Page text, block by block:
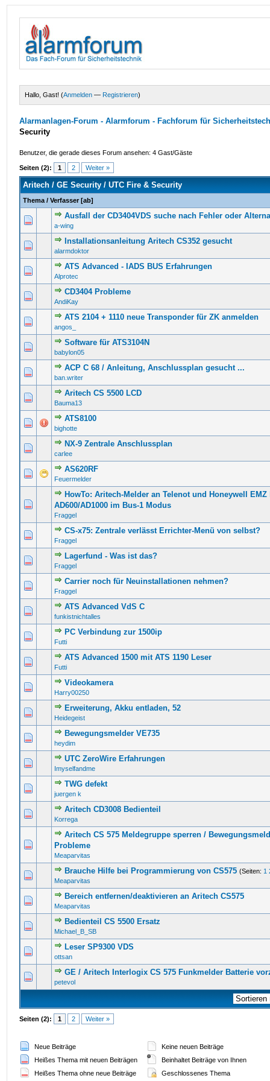
Hallo, Gast! (Anmelden — Registrieren)
Alarmanlagen-Forum - Alarmforum - Fachforum für
Security
Benutzer, die gerade dieses Forum ansehen: 4 Gast/Gäste
Seiten (2): 1 2 Weiter »
Aritech / GE Security / UTC Fire & Security
Thema /Verfasser [ab]
Ausfall der CD3404VDS suche nach Fehler oder
a-wing
0 Bewertung(en) - 0 von 5 durchschnittlich
12345
Installationsanleitung Aritech CS352 gesucht
alarmdoktor
0 Bewertung(en) - 0 von 5 durchschnittlich
12345
ATS Advanced - IADS BUS Erfahrungen
Alprotec
0 Bewertung(en) - 0 von 5 durchschnittlich
12345
CD3404 Probleme
AndiKay
0 Bewertung(en) - 0 von 5 durchschnittlich
1234
ATS 2104 + 1110 neue Transponder für ZK anmelden
angos_
0 Bewertung(en) - 0 von 5 durchschnittlich
123 45
Software für ATS3104N
babylon05
0 Bewertung(en) - 0 von 5 durchschnittlich
12345
ACP C 68 / Anleitung, Anschlussplan gesucht ...
ban.writer
0 Bewertung(en) - 0 von 5 durchschnittlich
12345
Aritech CS 5500 LCD
Bauma13
0 Bewertung(en) - 0 von 5 durchschnittlich
12345
ATS8100
bighotte
1 Bewertung(en) - 4 von 5 durchschnittlich
NX-9 Zentrale Anschlussplan
carlee
0 Bewertung(en) - 0 von 5 durchschnittlich
12345
AS620RF
Feuermelder
0 Bewertung(en) - 0 von 5 durchschnittlich
HowTo: Aritech-Melder an Telenot und Honeywell EMZ
AD600/AD1000 im Bus-1 Modus
Fraggel
0 Bewertung(en) - 0 von 5 durchschnittlich
12 345
CS-x75: Zentrale verlässt Errichter-Menü von selbst?
Fraggel
0 Bewertung(en) - 0 von 5 durchschnittlich
123 45
Lagerfund - Was ist das?
Fraggel
0 Bewertung(en) - 0 von 5 durchschnittlich
123 45
Carrier noch für Neuinstallationen nehmen?
Fraggel
0 Bewertung(en) - 0 von 5 durchschnittlich
12 345
ATS Advanced VdS C
funkistnichtalles
0 Bewertung(en) - 0 von 5 durchschnittlich
12 345
PC Verbindung zur 1500ip
Futti
0 Bewertung(en) - 0 von 5 durchschnittlich
12 345
ATS Advanced 1500 mit ATS 1190 Leser
Futti
0 Bewertung(en) - 0 von 5 durchschnittlich
12345
Videokamera
Harry00250
0 Bewertung(en) - 0 von 5 durchschnittlich
1
Erweiterung, Akku entladen, 52
Heidegeist
0 Bewertung(en) - 0 von 5 durchschnittlich
12345
Bewegungsmelder VE735
heydim
0 Bewertung(en) - 0 von 5 durchschnittlich
12345
UTC ZeroWire Erfahrungen
Imyselfandme
0 Bewertung(en) - 0 von 5 durchschnittlich
1 23 45
TWG defekt
juergen k
0 Bewertung(en) - 0 von 5 durchschnittlich
Aritech CD3008 Bedienteil
Korrega
0 Bewertung(en) - 0 von 5 durchschnittlich
12 345
Aritech CS 575 Meldegruppe sperren /
Probleme
Meaparvitas
0 Bewertung(en) - 0 von 5 durchschnittlich
Brauche Hilfe bei Programmierung von CS575 (Seiten: 1
Meaparvitas
0 Bewertung(en) - 0 von 5 durchschnittlich
12345
Bereich entfernen/deaktivieren an Aritech CS575
Meaparvitas
0 Bewertung(en) - 0 von 5 durchschnittlich
12345
Bedienteil CS 5500 Ersatz
Michael_B_SB
0 Bewertung(en) - 0 von 5 durchschnittlich
1 2345
Leser SP9300 VDS
ottsan
0 Bewertung(en) - 0 von 5 durchschnittlich
1 2345
GE / Aritech Interlogix CS 575 Funkmelder Batterie
petevol
0 Bewertung(en) - 0 von 5 durchschnittlich
12345
Seiten (2): 1 2 Weiter »
Neue Beiträge
Heißes Thema mit neuen Beiträgen
Heißes Thema ohne neue Beiträge
Keine neuen Beiträge
Beinhaltet Beiträge von Ihnen
Geschlossenes Thema